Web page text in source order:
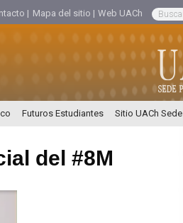
| Mapa del sitio | Web UACh
Futuros Estudiantes Sitio UACh Sede
del #8M